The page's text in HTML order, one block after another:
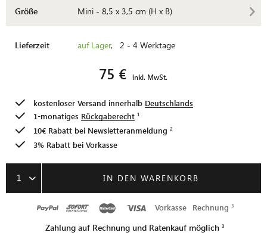
Größe Mini - 8,5 x 3,5 cm (H x B)
Lieferzeit auf Lager, 2 - 4 Werktage
75 € inkl. MwSt.
kostenloser Versand innerhalb Deutschlands
1-monatiges Rückgaberecht
10€ Rabatt bei Newsletteranmeldung
3% Rabatt bei Vorkasse
1 IN DEN WARENKORB
Vorkasse Rechnung
Zahlung auf Rechnung und Ratenkauf möglich